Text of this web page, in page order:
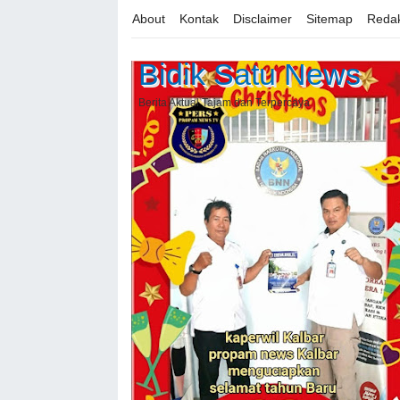
About Kontak Disclaimer Sitemap
Bidik Satu News
Berita Aktual Tajam dan Terpercaya